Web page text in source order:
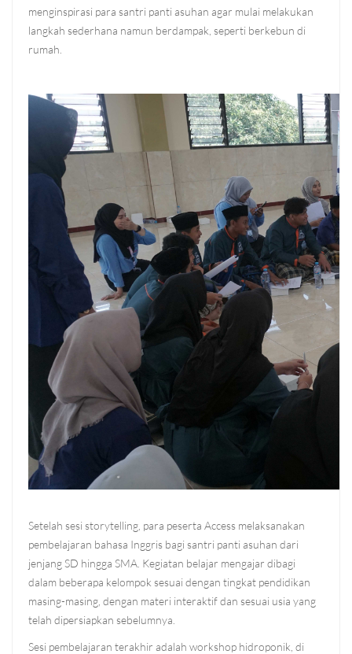
menginspirasi para santri panti asuhan agar mulai melakukan
langkah sederhana namun berdampak, seperti berkebun di
rumah.
Setelah sesi storytelling, para peserta Access melaksanakan
pembelajaran bahasa Inggris bagi santri panti asuhan dari
jenjang SD hingga SMA. Kegiatan belajar mengajar dibagi
dalam beberapa kelompok sesuai dengan tingkat pendidikan
masing-masing, dengan materi interaktif dan sesuai usia yang
telah dipersiapkan sebelumnya.
Sesi pembelajaran terakhir adalah workshop hidroponik, di